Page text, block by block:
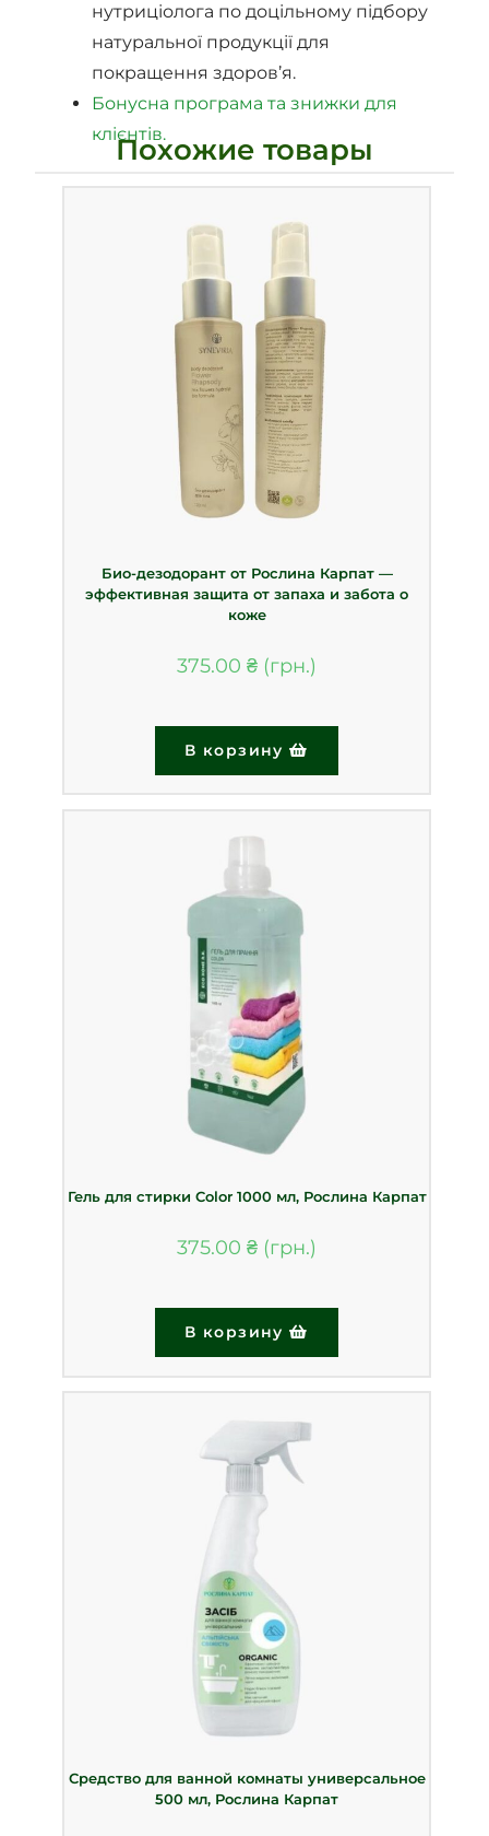
нутриціолога по доцільному підбору
натуральної продукції для
покращення здоров’я.
Бонусна програма та знижки для
клієнтів.
Похожие товары
Био-дезодорант от Рослина Карпат —
эффективная защита от запаха и забота о
коже
375.00 ₴
В корзину
Гель для стирки Color 1000 мл, Рослина Карпат
375.00 ₴
В корзину
Средство для ванной комнаты универсальное
500 мл, Рослина Карпат